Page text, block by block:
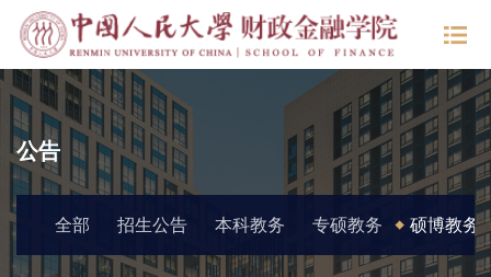
公告
全部 招生公告 本科教务 专硕教务 硕博教务